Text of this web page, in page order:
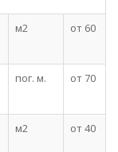
м2 от 60
пог. м. от 70
м2 от 40